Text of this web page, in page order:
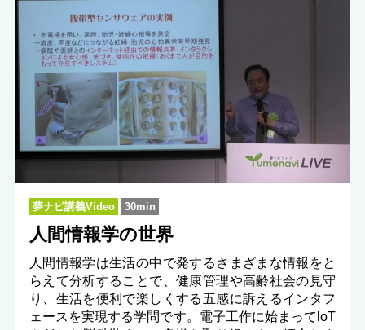
夢ナビ講義Video 30min
人間情報学の世界
人間情報学は生活の中で発するさまざまな情報をと
らえて分析することで、健康管理や高齢社会の見守
り、生活を便利で楽しくする五感に訴えるインタフ
ェースを実現する学問です。電子工作に始まってloT